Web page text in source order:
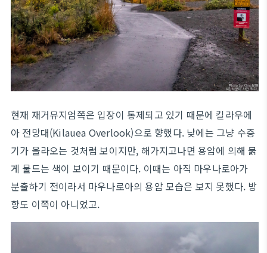
현재 재거뮤지엄쪽은 입장이 통제되고 있기 때문에 킬라우에
아 전망대(Kilauea Overlook)으로 향했다. 낮에는 그냥 수증
기가 올라오는 것처럼 보이지만, 해가지고나면 용암에 의해 붉
게 물드는 색이 보이기 때문이다. 이때는 아직 마우나로아가
분출하기 전이라서 마우나로아의 용암 모습은 보지 못했다. 방
향도 이쪽이 아니었고.